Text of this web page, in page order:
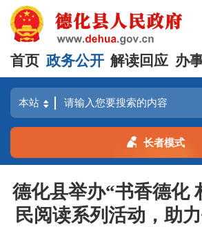
首页 政务公开 解读回应 办
长者模式
德化县举办“书香德化
民阅读系列活动，助